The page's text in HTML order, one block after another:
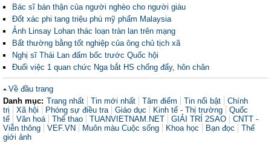
Bác sĩ bán thận của người nghèo cho người giàu
Đốt xác phi tang triệu phú mỹ phẩm Malaysia
Ảnh Linsay Lohan thác loạn tràn lan trên mạng
Bất thường bằng tốt nghiệp của ông chủ tịch xã
Nghị sĩ Thái Lan đấm bốc trước Quốc hội
Đuổi việc 1 quan chức Nga bắt HS chống đẩy, hôn chân
Về đầu trang
Danh mục: Trang nhất Tin mới nhất Tâm điểm Tin nổi bật
Chính
trị
Xã hội Phóng sự điều tra Giáo dục Kinh tế - Thị trường
Quốc
tế
Văn hoá Thể thao TUANVIETNAM.NET GIẢI TRÍ 2SAO
CNTT -
Viễn thông
VEF.VN Muôn màu Cuộc sống Khoa học Bạn đọc
Thế
giới ảnh